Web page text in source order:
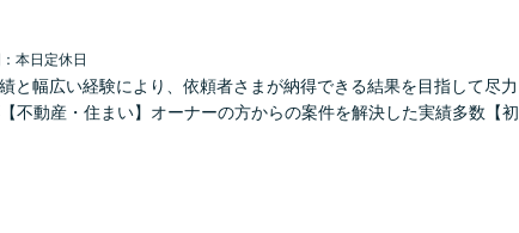
本日定休日
と幅広い経験により、依頼者さまが納得できる結果を目指して尽力
不動産・住まい】オーナーの方からの案件を解決した実績多数【初